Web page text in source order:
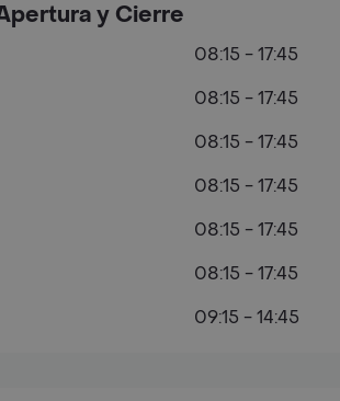
y Cierre
08:15 - 17:45
08:15 - 17:45
08:15 - 17:45
08:15 - 17:45
08:15 - 17:45
08:15 - 17:45
09:15 - 14:45